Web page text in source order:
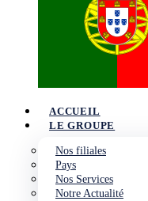
ACCUEIL
LE GROUPE
Nos filiales
Pays
Nos Services
Notre Actualité